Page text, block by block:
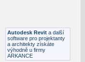
Autodesk Revit a další
software pro projektanty
a architekty získáte
výhodně u firmy
ARKANCE